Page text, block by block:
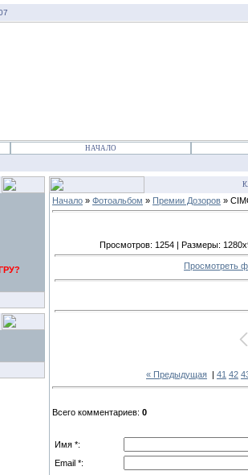
НАЧАЛО
Начало » Фотоальбом » Премии Дозоров »
Просмотров: 1254 | Размеры:
Просмотреть
« Предыдущая | 41 42
Всего комментариев: 0
Имя *:
Email *: